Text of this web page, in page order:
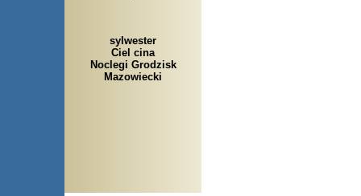
sylwester
Ciel cina
Noclegi Grodzisk
Mazowiecki